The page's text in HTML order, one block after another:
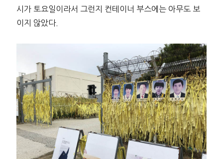
시가 토요일이라서 그런지 컨테이너 부스에는 아무도 보
이지 않았다.